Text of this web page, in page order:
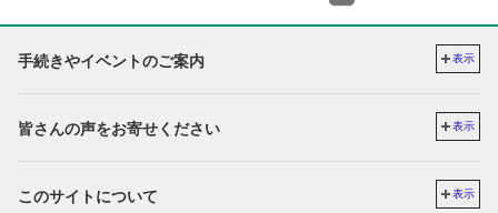
手続きやイベントのご案内 表示
皆さんの声をお寄せください 表示
このサイトについて 表示